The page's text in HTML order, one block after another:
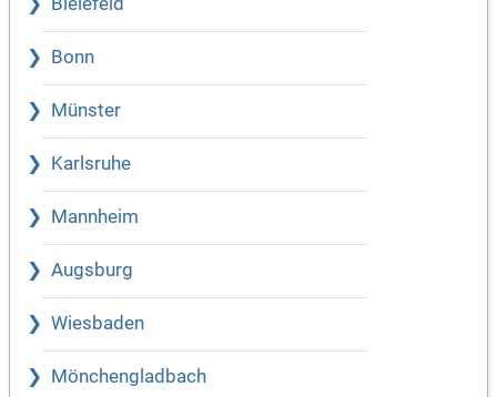
Bielefeld
Bonn
Münster
Karlsruhe
Mannheim
Augsburg
Wiesbaden
Mönchengladbach